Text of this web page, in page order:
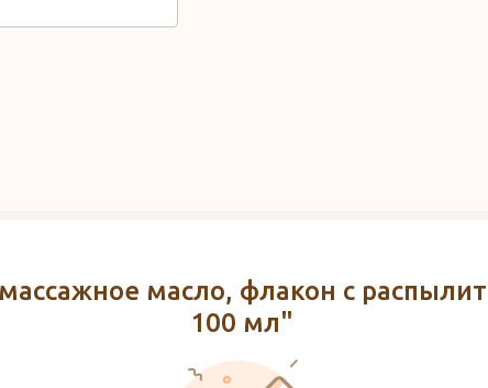
масло, флакон с
100 мл"